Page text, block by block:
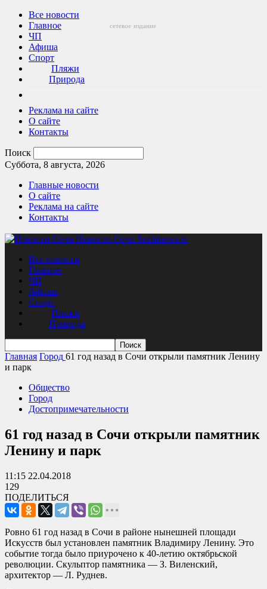
Все новости
Главное
ЧП
Афиша
Спорт
Пляжи
Природа
Реклама на сайте
О сайте
Контакты
Поиск
Суббота, 8 августа, 2026
Главные новости
О сайте
Реклама на сайте
Контакты
Новости Сочи Sochinews.io
сетевое издание
Все новости
Главное
ЧП
Афиша
Спорт
Пляжи
Природа
Главная Город 61 год назад в Сочи открыли памятник Ленину
и парк
Общество
Город
Достопримечательности
61 год назад в Сочи открыли памятник
Ленину и парк
11:15 22.04.2018
129
ПОДЕЛИТЬСЯ
Ровно 61 год назад в Сочи в районе нынешней площади
Искусств был установлен памятник Владимиру Ленину. Это
событие тогда было приурочено к 40-летию октябрьской
революции. Скульптор памятника — З. Виленский,
архитектор — Л. Руднев.